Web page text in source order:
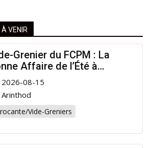
VENIR
Grenier du FCPM : La
Affaire de l’Été à
!
2026-08-15
Arinthod
Vide-Greniers